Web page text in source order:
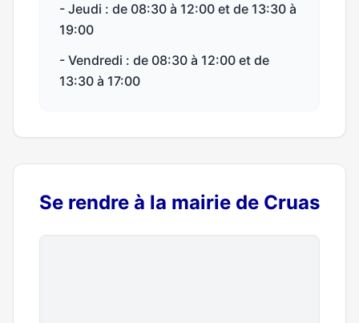
- Jeudi : de 08:30 à 12:00 et de 13:30 à
19:00
- Vendredi : de 08:30 à 12:00 et de
13:30 à 17:00
Se rendre à la mairie de Cruas